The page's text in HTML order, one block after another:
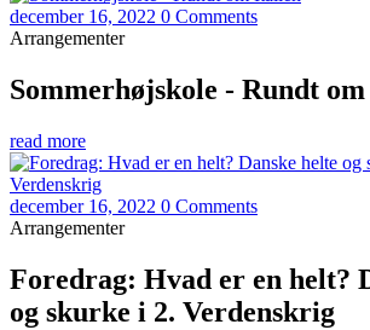
december 16, 2022 0 Comments
Arrangementer
Sommerhøjskole - Rundt
read more
december 16, 2022 0 Comments
Arrangementer
Foredrag: Hvad er en helt?
og skurke i 2. Verdenskrig